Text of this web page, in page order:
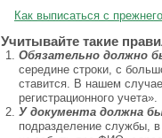
Как выписаться с
Учитывайте такие
Обязательно должно
середине строки, с
ставится. В нашем
регистрационного учета».
У документа должна
подразделение службы,